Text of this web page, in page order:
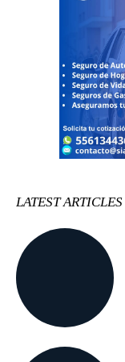
LATEST ARTICLES